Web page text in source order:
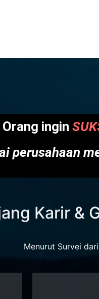
Orang ingin
perusahaan
Karir &
Menurut Survei